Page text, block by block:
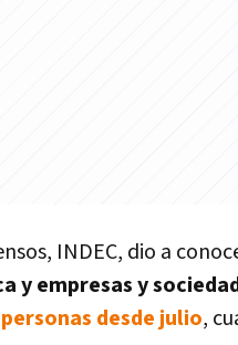
INDEC, dio a
y empresas y
desde julio,